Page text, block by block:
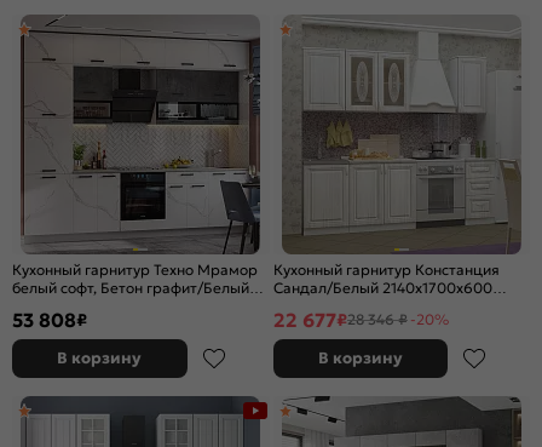
Кухонный гарнитур Техно Мрамор
белый софт, Бетон графит/Белый
53 808₽
В корзину
Кухонный гарнитур Констанция
Сандал/Белый 2140x1700x600
22 677₽28 346 ₽ -20%
В корзину